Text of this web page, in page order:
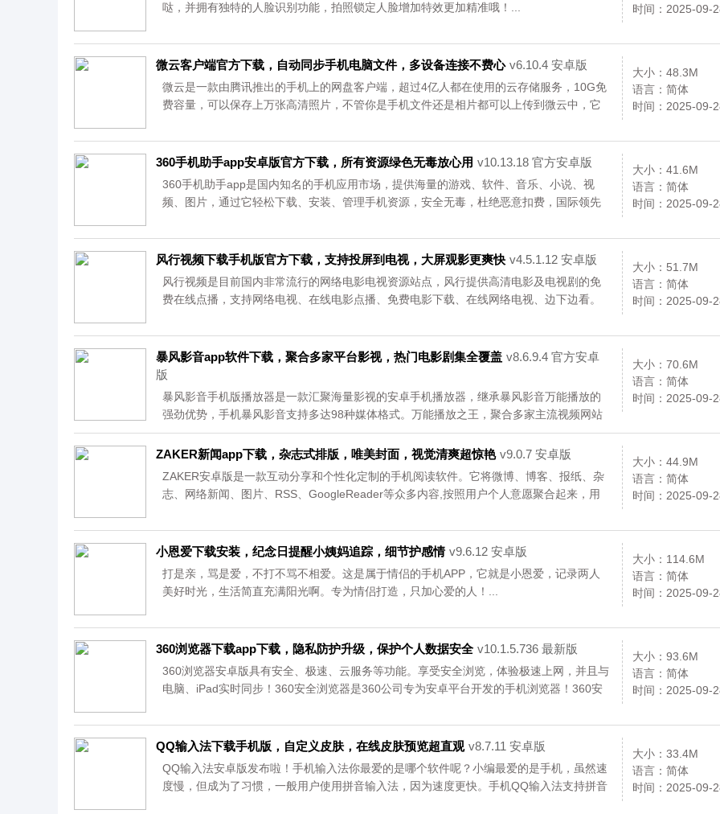
时间：2025-09-
哒，并拥有独特的人脸识别功能，拍照锁定人脸增加特效更加精准哦！...
大小：48.3M
语言：简体
时间：2025-09-
微云客户端官方下载，自动同步手机电脑文件，多设备连接不费心 v6.10.4 安卓版
微云是一款由腾讯推出的手机上的网盘客户端，超过4亿人都在使用的云存储服务，10G免
费容量，可以保存上万张高清照片，不管你是手机文件还是相片都可以上传到微云中，它
QQ转存文件的能力，有需要的朋友欢迎下载使用。...
大小：41.6M
语言：简体
时间：2025-09-
360手机助手app安卓版官方下载，所有资源绿色无毒放心用 v10.13.18 官方安卓版
360手机助手app是国内知名的手机应用市场，提供海量的游戏、软件、音乐、小说、视
频、图片，通过它轻松下载、安装、管理手机资源，安全无毒，杜绝恶意扣费，国际领先
中心的审核认证，绿色无毒，安全无忧。360手机助手帮助你用最省流量、最快捷、最方
便、最安全的方式获取网络资源，为您的android手机注入鲜活色彩！...
大小：51.7M
语言：简体
时间：2025-09-
风行视频下载手机版官方下载，支持投屏到电视，大屏观影更爽快 v4.5.1.12 安卓版
风行视频是目前国内非常流行的网络电影电视资源站点，风行提供高清电影及电视剧的免
费在线点播，支持网络电视、在线电影点播、免费电影下载、在线网络电视、边下边看。
大小：70.6M
语言：简体
时间：2025-09-
暴风影音app软件下载，聚合多家平台影视，热门电影剧集全覆盖 v8.6.9.4 官方安卓
版
暴风影音手机版播放器是一款汇聚海量影视的安卓手机播放器，继承暴风影音万能播放的
强劲优势，手机暴风影音支持多达98种媒体格式。万能播放之王，聚合多家主流视频网站
的视频资源。...
大小：44.9M
语言：简体
时间：2025-09-
ZAKER新闻app下载，杂志式排版，唯美封面，视觉清爽超惊艳 v9.0.7 安卓版
ZAKER安卓版是一款互动分享和个性化定制的手机阅读软件。它将微博、博客、报纸、杂
志、网络新闻、图片、RSS、GoogleReader等众多内容,按照用户个人意愿聚合起来，用
大小：114.6M
语言：简体
时间：2025-09-
小恩爱下载安装，纪念日提醒小姨妈追踪，细节护感情 v9.6.12 安卓版
打是亲，骂是爱，不打不骂不相爱。这是属于情侣的手机APP，它就是小恩爱，记录两人
美好时光，生活简直充满阳光啊。专为情侣打造，只加心爱的人！...
大小：93.6M
语言：简体
时间：2025-09-
360浏览器下载app下载，隐私防护升级，保护个人数据安全 v10.1.5.736 最新版
360浏览器安卓版具有安全、极速、云服务等功能。享受安全浏览，体验极速上网，并且与
电脑、iPad实时同步！360安全浏览器是360公司专为安卓平台开发的手机浏览器！360安
大小：33.4M
语言：简体
时间：2025-09-
QQ输入法下载手机版，自定义皮肤，在线皮肤预览超直观 v8.7.11 安卓版
QQ输入法安卓版发布啦！手机输入法你最爱的是哪个软件呢？小编最爱的是手机，虽然速
度慢，但成为了习惯，一般用户使用拼音输入法，因为速度更快。手机QQ输入法支持拼音